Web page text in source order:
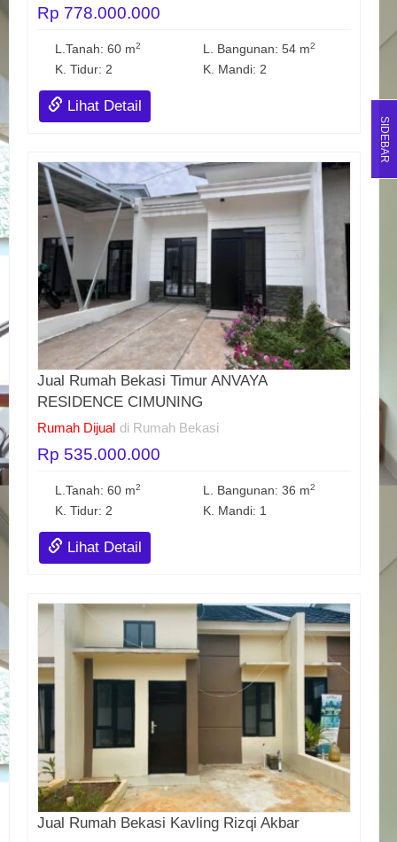
Rp 778.000.000
L.Tanah: 60 m2 L. Bangunan: 54 m2
K. Tidur: 2 K. Mandi: 2
Lihat Detail
Jual Rumah Bekasi Timur ANVAYA
RESIDENCE CIMUNING
Rumah Dijual di Rumah Bekasi
Rp 535.000.000
L.Tanah: 60 m2 L. Bangunan: 36 m2
K. Tidur: 2 K. Mandi: 1
Lihat Detail
Jual Rumah Bekasi Kavling Rizqi Akbar
SIDEBAR